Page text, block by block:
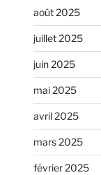
août 2025
juillet 2025
juin 2025
mai 2025
avril 2025
mars 2025
février 2025